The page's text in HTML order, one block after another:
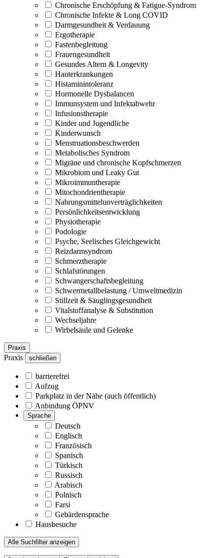
Chronische Erschöpfung & Fatigue-Syndrom
Chronische Infekte & Long COVID
Darmgesundheit & Verdauung
Ergotherapie
Fastenbegleitung
Frauengesundheit
Gesundes Altern & Longevity
Hauterkrankungen
Histaminintoleranz
Hormonelle Dysbalancen
Immunsystem und Infektabwehr
Infusionstherapie
Kinder und Jugendliche
Kinderwunsch
Menstruationsbeschwerden
Metabolisches Syndrom
Migräne und chronische Kopfschmerzen
Mikrobiom und Leaky Gut
Mikroimmuntherapie
Mitochondrientherapie
Nahrungsmittelunverträglichkeiten
Persönlichkeitsentwicklung
Physiotherapie
Podologie
Psyche, Seelisches Gleichgewicht
Reizdarmsyndrom
Schmerztherapie
Schlafstörungen
Schwangerschaftsbegleitung
Schwermetallbelastung / Umweltmedizin
Stillzeit & Säuglingsgesundheit
Vitalstoffanalyse & Substitution
Wechseljahre
Wirbelsäule und Gelenke
Praxis
Praxis schließen
barrierefrei
Aufzug
Parkplatz in der Nähe (auch öffentlich)
Anbindung ÖPNV
Sprache
Deutsch
Englisch
Französisch
Spanisch
Türkisch
Russisch
Arabisch
Polnisch
Farsi
Gebärdensprache
Hausbesuche
Alle Suchfilter anzeigen